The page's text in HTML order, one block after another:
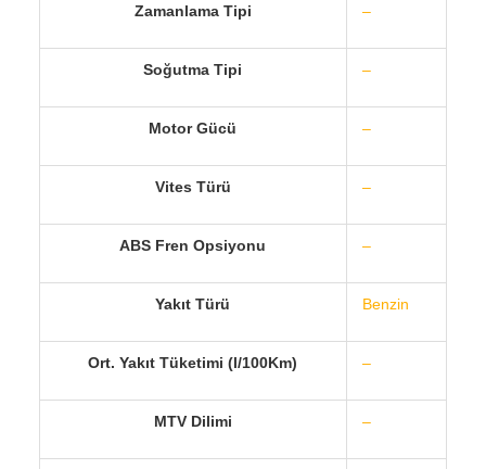
Zamanlama Tipi –
Soğutma Tipi –
Motor Gücü –
Vites Türü –
ABS Fren Opsiyonu –
Yakıt Türü Benzin
Ort. Yakıt Tüketimi (l/100Km) –
MTV Dilimi –